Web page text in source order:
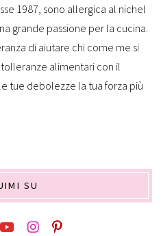
1987, sono allergica al nichel
grande passione per la cucina.
di aiutare chi come me si
alimentari con il
tue debolezze la tua forza più
SU